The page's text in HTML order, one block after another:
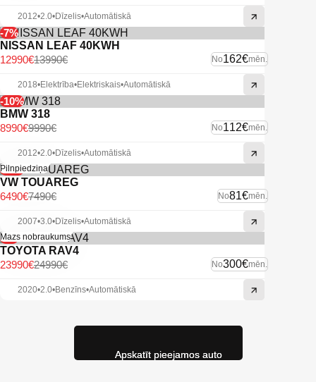
2012•2.0•Dīzelis•Automātiskā
-7%
NISSAN LEAF 40KWH
No162€mēn.
13990€
12990€
2018•Elektrība•Elektriskais•Automātiskā
-10%
BMW 318
No112€mēn.
9990€
8990€
2012•2.0•Dīzelis•Automātiskā
-13%
Pilnpiedziņa
VW TOUAREG
No81€mēn.
7490€
6490€
2007•3.0•Dīzelis•Automātiskā
-4%
Mazs nobraukums
TOYOTA RAV4
No300€mēn.
24990€
23990€
2020•2.0•Benzīns•Automātiskā